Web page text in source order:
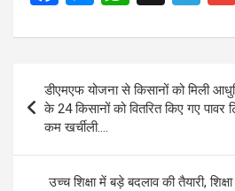
ce
o
o
k
se
n
g
er
at
s
A
p
e
gr
a
Post
navigation
डीएमएफ योजना से किसानों को मिली
के 24 किसानों को वितरित किए गए
कम खर्चीली….
उच्च शिक्षा में बड़े बदलाव की तैयारी,